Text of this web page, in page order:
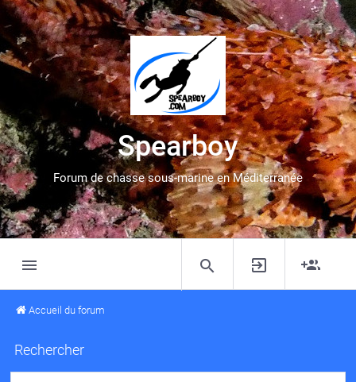
Spearboy
Forum de chasse sous-marine en Méditerranée
Accueil du forum
Rechercher